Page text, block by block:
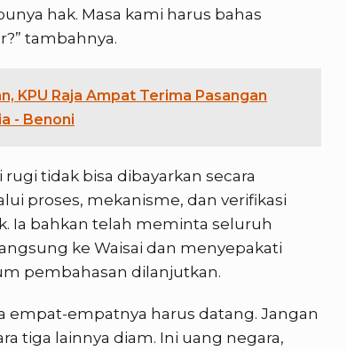
hak. Masa kami harus bahas
tambahnya.
KPU Raja Ampat Terima Pasangan
- Benoni
tidak bisa dibayarkan secara
proses, mekanisme, dan verifikasi
Ia bahkan telah meminta seluruh
ke Waisai dan menyepakati
pembahasan dilanjutkan.
empat-empatnya harus datang. Jangan
tiga lainnya diam. Ini uang negara,